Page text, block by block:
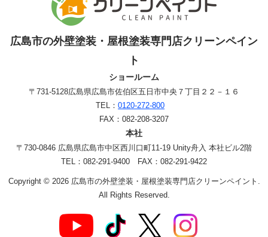
広島市の外壁塗装・屋根塗装専門店クリーンペイン
ト
ショールーム
〒731-5128広島県広島市佐伯区五日市中央７丁目２２－１６
TEL： 0120-272-800
FAX：082-208-3207
本社
〒730-0846 広島県広島市中区西川口町11-19 Unity舟入 本社ビル2階
TEL：082-291-9400 FAX：082-291-9422
Copyright © 2026 広島市の外壁塗装・屋根塗装専門店クリーンペイント.
All Rights Reserved.